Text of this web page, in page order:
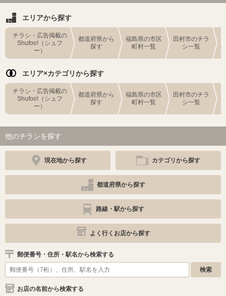
エリアから探す
チラシ・広告掲載の
Shufoo!（シュフ
ー）
都道府県から
探す
福島県の市区
町村一覧
田村市のチラ
シ一覧
エリア×カテゴリから探す
チラシ・広告掲載の
Shufoo!（シュフ
ー）
都道府県から
探す
福島県の市区
町村一覧
田村市のチラ
シ一覧
他のチラシを探す
現在地から探す カテゴリから探す
都道府県から探す
路線・駅から探す
よく行くお店から探す
郵便番号・住所・駅名から検索する
お店の名前から検索する